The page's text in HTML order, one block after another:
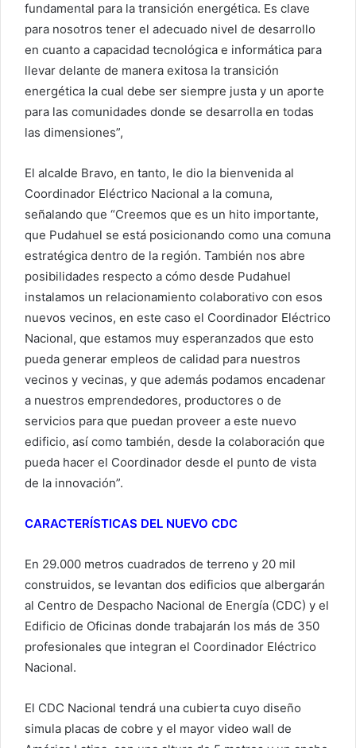
fundamental para la transición energética. Es clave
para nosotros tener el adecuado nivel de desarrollo
en cuanto a capacidad tecnológica e informática para
llevar delante de manera exitosa la transición
energética la cual debe ser siempre justa y un aporte
para las comunidades donde se desarrolla en todas
las dimensiones”,
El alcalde Bravo, en tanto, le dio la bienvenida al
Coordinador Eléctrico Nacional a la comuna,
señalando que “Creemos que es un hito importante,
que Pudahuel se está posicionando como una comuna
estratégica dentro de la región. También nos abre
posibilidades respecto a cómo desde Pudahuel
instalamos un relacionamiento colaborativo con esos
nuevos vecinos, en este caso el Coordinador Eléctrico
Nacional, que estamos muy esperanzados que esto
pueda generar empleos de calidad para nuestros
vecinos y vecinas, y que además podamos encadenar
a nuestros emprendedores, productores o de
servicios para que puedan proveer a este nuevo
edificio, así como también, desde la colaboración que
pueda hacer el Coordinador desde el punto de vista
de la innovación”.
CARACTERÍSTICAS DEL NUEVO CDC
En 29.000 metros cuadrados de terreno y 20 mil
construidos, se levantan dos edificios que albergarán
al Centro de Despacho Nacional de Energía (CDC) y el
Edificio de Oficinas donde trabajarán los más de 350
profesionales que integran el Coordinador Eléctrico
Nacional.
El CDC Nacional tendrá una cubierta cuyo diseño
simula placas de cobre y el mayor video wall de